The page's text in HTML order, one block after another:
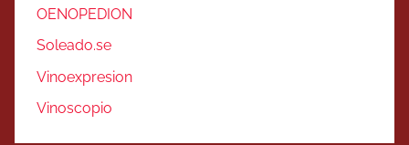
OENOPEDION
Soleado.se
Vinoexpresion
Vinoscopio